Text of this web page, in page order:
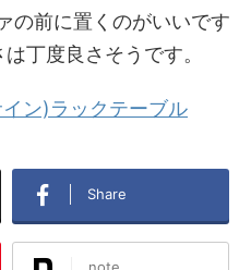
の前に置くのがいいです
丁度良さそうです。
ン)ラックテーブル
Share